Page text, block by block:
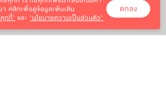
า คลิกเพื่อดูข้อมูลเพิ่มเติม
กกี้’ และ‘นโยบายความเป็นส่วนตัว’
ตกลง